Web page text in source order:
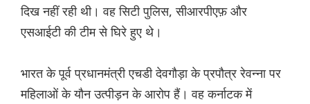
दिख नहीं रही थी। वह सिटी पुलिस, सीआरपीएफ़ और
एसआईटी की टीम से घिरे हुए थे।
भारत के पूर्व प्रधानमंत्री एचडी देवगौड़ा के प्रपौत्र रेवन्ना पर
महिलाओं के यौन उत्पीड़न के आरोप हैं। वह कर्नाटक में